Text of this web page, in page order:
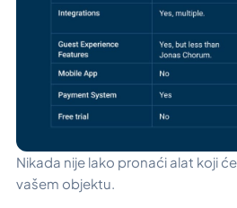
Nikada nije lako pronaći alat koji
vašem objektu.